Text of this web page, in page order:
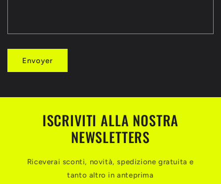
r
e
d
c
Envoyer
ISCRIVITI ALLA NOSTRA
NEWSLETTERS
Riceverai sconti, novità, spedizione gratuita e
tanto altro in anteprima